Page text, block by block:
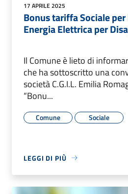
17 APRILE 2025
Bonus tariffa Sociale
Energia Elettrica per
Il Comune è lieto di
che ha sottoscritto una
società C.G.I.L. Emilia
“Bonu...
Comune Sociale
LEGGI DI PIÙ